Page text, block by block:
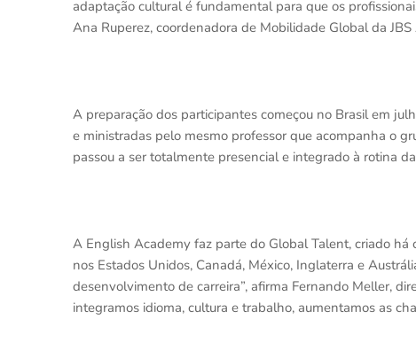
adaptação cultural é fundamental para que os
Ana Ruperez, coordenadora de Mobilidade Global da JBS
A preparação dos participantes começou no Brasil em
e ministradas pelo mesmo professor que acompanha o
passou a ser totalmente presencial e integrado à rotina
A English Academy faz parte do Global Talent, criado há
nos Estados Unidos, Canadá, México, Inglaterra e
desenvolvimento de carreira”, afirma Fernando Meller,
integramos idioma, cultura e trabalho, aumentamos as